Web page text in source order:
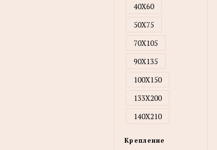
40X60
50X75
70X105
90X135
100X150
133X200
140X210
Крепление